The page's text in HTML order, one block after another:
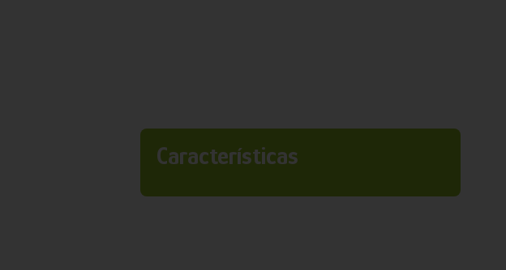
Características